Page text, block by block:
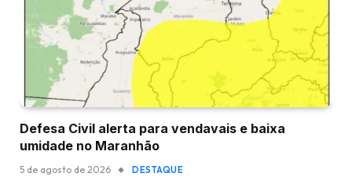
Defesa Civil alerta para vendavais e baixa
umidade no Maranhão
5 de agosto de 2026 DESTAQUE